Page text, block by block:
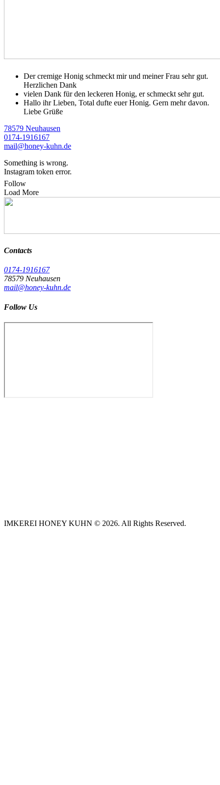
Der cremige Honig schmeckt mir und meiner Frau sehr gut.
Herzlichen Dank
vielen Dank für den leckeren Honig, er schmeckt sehr gut.
Hallo ihr Lieben, Total dufte euer Honig. Gern mehr davon.
Liebe Grüße
78579 Neuhausen
0174-1916167
mail@honey-kuhn.de
Something is wrong.
Instagram token error.
Follow
Load More
Contacts
0174-1916167
78579 Neuhausen
mail@honey-kuhn.de
Follow Us
IMKEREI HONEY KUHN © 2026. All Rights Reserved.